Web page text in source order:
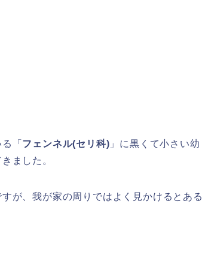
「 フェンネル(セリ科) 」に黒くて小さい幼
ました。
が、我が家の周りではよく見かけるとある